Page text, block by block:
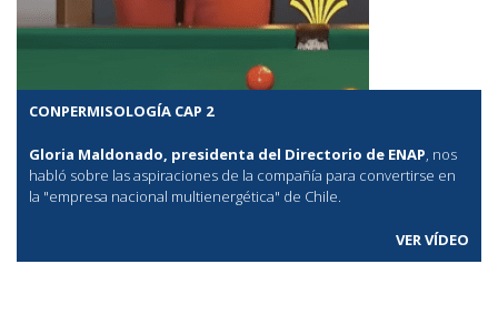
CONPERMISOLOGÍA CAP 2
Gloria Maldonado, presidenta del Directorio de ENAP, nos
habló sobre las aspiraciones de la compañía para convertirse en
la "empresa nacional multienergética" de Chile.
VER VÍDEO